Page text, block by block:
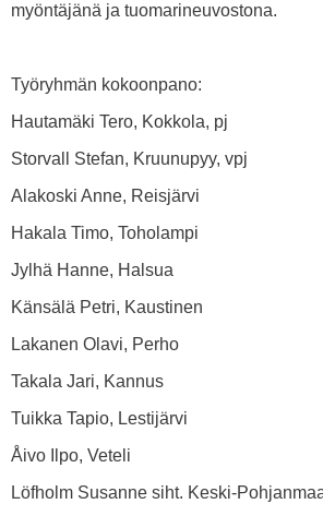
myöntäjänä ja tuomarineuvostona.
Työryhmän kokoonpano:
Hautamäki Tero, Kokkola, pj
Storvall Stefan, Kruunupyy, vpj
Alakoski Anne, Reisjärvi
Hakala Timo, Toholampi
Jylhä Hanne, Halsua
Känsälä Petri, Kaustinen
Lakanen Olavi, Perho
Takala Jari, Kannus
Tuikka Tapio, Lestijärvi
Åivo Ilpo, Veteli
Löfholm Susanne siht. Keski-